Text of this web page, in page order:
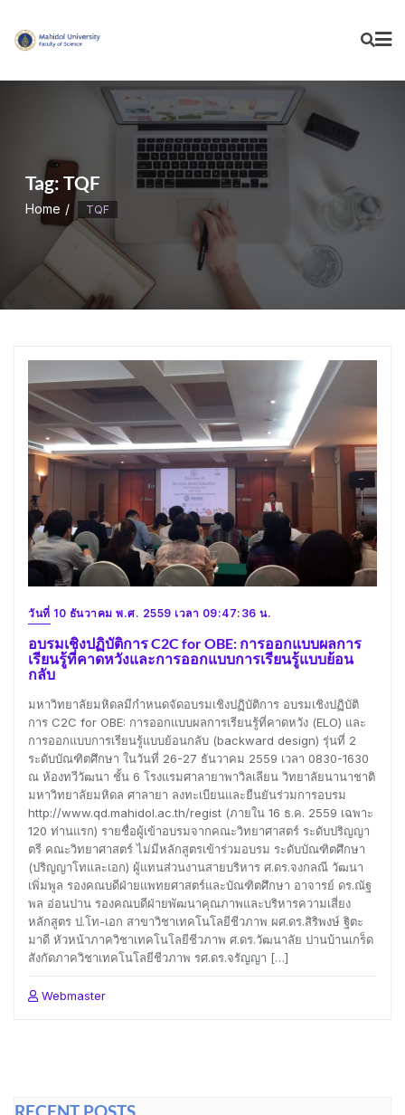
content
Tag: TQF
Home TQF
วันที่ 10 ธันวาคม พ.ศ. 2559 เวลา 09:47:36 น.
อบรมเชิงปฏิบัติการ C2C for OBE: การออกแบบผลการ
เรียนรู้ที่คาดหวังและการออกแบบการเรียนรู้แบบย้อน
กลับ
มหาวิทยาลัยมหิดลมีกำหนดจัดอบรมเชิงปฏิบัติการ อบรมเชิงปฏิบัติ
การ C2C for OBE: การออกแบบผลการเรียนรู้ที่คาดหวัง (ELO) และ
การออกแบบการเรียนรู้แบบย้อนกลับ (backward design) รุ่นที่ 2
ระดับบัณฑิตศึกษา ในวันที่ 26-27 ธันวาคม 2559 เวลา 0830-1630
ณ ห้องทวีวัฒนา ชั้น 6 โรงแรมศาลายาพาวิลเลียน วิทยาลัยนานาชาติ
มหาวิทยาลัยมหิดล ศาลายา ลงทะเบียนและยืนยันร่วมการอบรม
http://www.qd.mahidol.ac.th/regist (ภายใน 16 ธ.ค. 2559 เฉพาะ
120 ท่านแรก) รายชื่อผู้เข้าอบรมจากคณะวิทยาศาสตร์ ระดับปริญญา
ตรี คณะวิทยาศาสตร์ ไม่มีหลักสูตรเข้าร่วมอบรม ระดับบัณฑิตศึกษา
(ปริญญาโทและเอก) ผู้แทนส่วนงานสายบริหาร ศ.ดร.จงกลณี วัฒนา
เพิ่มพูล รองคณบดีฝ่ายแพทยศาสตร์และบัณฑิตศึกษา อาจารย์ ดร.ณัฐ
พล อ่อนปาน รองคณบดีฝ่ายพัฒนาคุณภาพและบริหารความเสี่ยง
หลักสูตร ป.โท-เอก สาขาวิชาเทคโนโลยีชีวภาพ ผศ.ดร.สิริพงษ์ ฐิตะ
มาดี หัวหน้าภาควิชาเทคโนโลยีชีวภาพ ศ.ดร.วัฒนาลัย ปานบ้านเกร็ด
สังกัดภาควิชาเทคโนโลยีชีวภาพ รศ.ดร.จรัญญา […]
Webmaster